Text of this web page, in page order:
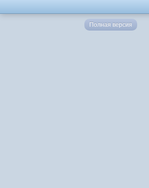
Полная версия